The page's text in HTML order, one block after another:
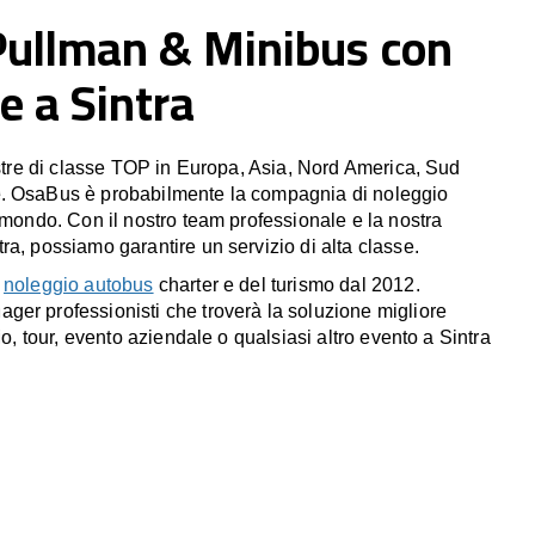
& Minibus con
a Sintra
di classe TOP in Europa, Asia, Nord America, Sud
OsaBus è probabilmente la compagnia di noleggio
Con il nostro team professionale e la nostra
possiamo garantire un servizio di alta classe.
noleggio autobus charter e del turismo dal 2012.
professionisti che troverà la soluzione migliore
tour, evento aziendale o qualsiasi altro evento a Sintra